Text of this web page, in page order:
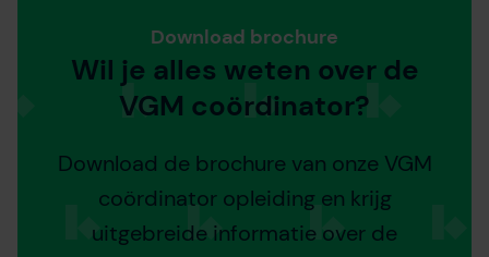
Download brochure
Wil je alles weten over de
VGM coördinator?
Download de brochure van onze VGM
coördinator opleiding en krijg
uitgebreide informatie over de